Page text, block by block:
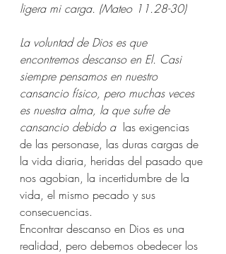
ligera mi carga. (Mateo 11.28-30)
La voluntad de Dios es que
encontremos descanso en El. Casi
siempre pensamos en nuestro
cansancio físico, pero muchas veces
es nuestra alma, la que sufre de
cansancio debido a las exigencias
de las personase, las duras cargas de
la vida diaria, heridas del pasado que
nos agobian, la incertidumbre de la
vida, el mismo pecado y sus
consecuencias.
Encontrar descanso en Dios es una
realidad, pero debemos obedecer los